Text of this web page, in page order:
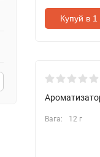
Купуй в 1
Вага: 12 г